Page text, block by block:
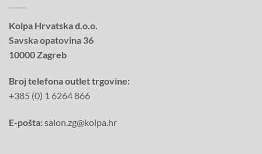
Kolpa Hrvatska d.o.o.
Savska opatovina 36
10000 Zagreb
Broj telefona outlet trgovine:
+385 (0) 1 6264 866
E-pošta:salon.zg@kolpa.hr